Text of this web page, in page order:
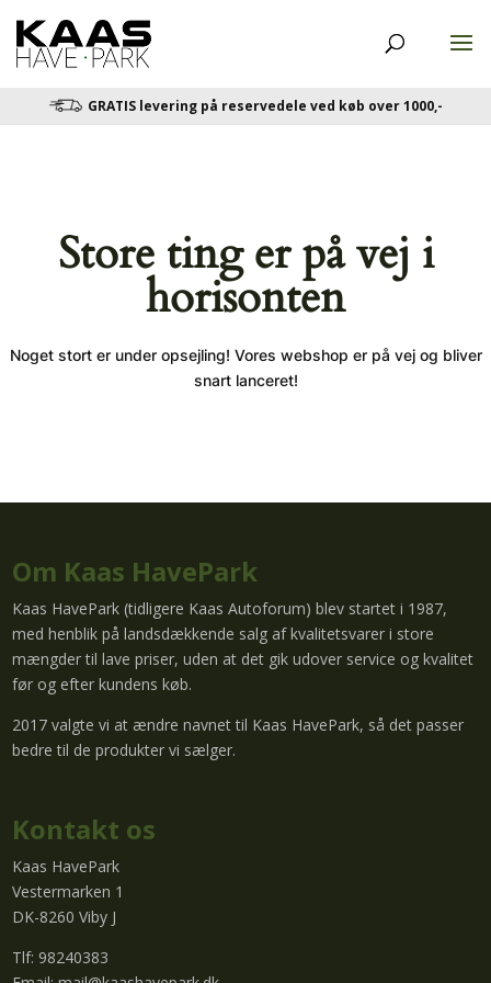
GRATIS levering på reservedele ved køb over 1000,-
Store ting er på vej i
horisonten
Noget stort er under opsejling! Vores webshop er på vej og bliver
snart lanceret!
Om Kaas HavePark
Kaas HavePark (tidligere Kaas Autoforum) blev startet i 1987,
med henblik på landsdækkende salg af kvalitetsvarer i store
mængder til lave priser, uden at det gik udover service og kvalitet
før og efter kundens køb.
2017 valgte vi at ændre navnet til Kaas HavePark, så det passer
bedre til de produkter vi sælger.
Kontakt os
Kaas HavePark
Vestermarken 1
DK-8260 Viby J
Tlf: 98240383